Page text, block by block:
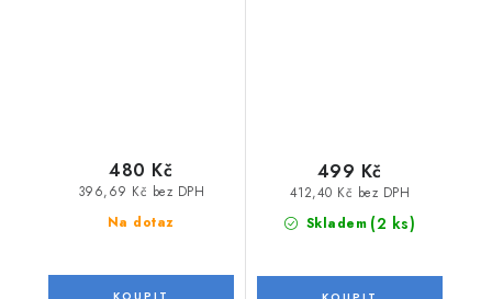
Na dotaz
396,69 Kč bez DPH
480 Kč
Skladem (2 ks)
412,40 Kč bez DPH
499 Kč